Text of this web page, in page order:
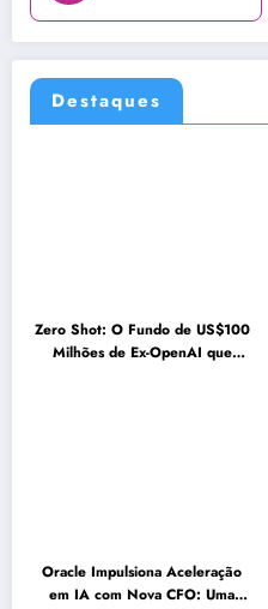
Destaques
Zero Shot: O Fundo de US$100
Milhões de Ex-OpenAI que
Oracle Impulsiona Aceleração
em IA com Nova CFO: Uma